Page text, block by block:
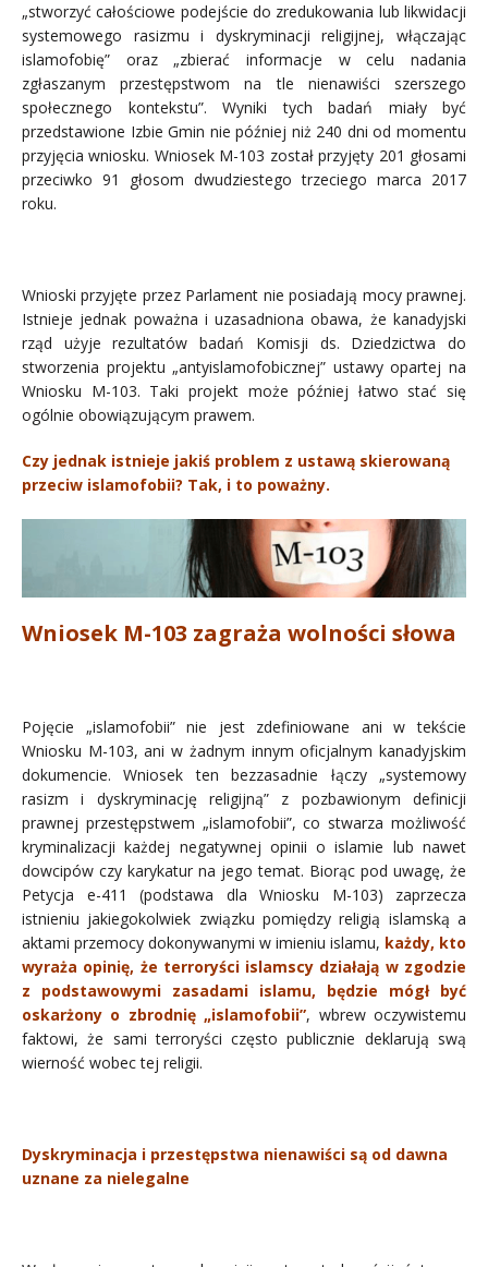
„stworzyć całościowe podejście do zredukowania lub likwidacji
systemowego rasizmu i dyskryminacji religijnej, włączając
islamofobię” oraz „zbierać informacje w celu nadania
zgłaszanym przestępstwom na tle nienawiści szerszego
społecznego kontekstu”. Wyniki tych badań miały być
przedstawione Izbie Gmin nie później niż 240 dni od momentu
przyjęcia wniosku. Wniosek M-103 został przyjęty 201 głosami
przeciwko 91 głosom dwudziestego trzeciego marca 2017
roku.
Wnioski przyjęte przez Parlament nie posiadają mocy prawnej.
Istnieje jednak poważna i uzasadniona obawa, że kanadyjski
rząd użyje rezultatów badań Komisji ds. Dziedzictwa do
stworzenia projektu „antyislamofobicznej” ustawy opartej na
Wniosku M-103. Taki projekt może później łatwo stać się
ogólnie obowiązującym prawem.
Czy jednak istnieje jakiś problem z ustawą skierowaną
przeciw islamofobii? Tak, i to poważny.
Wniosek M-103 zagraża wolności słowa
Pojęcie „islamofobii” nie jest zdefiniowane ani w tekście
Wniosku M-103, ani w żadnym innym oficjalnym kanadyjskim
dokumencie. Wniosek ten bezzasadnie łączy „systemowy
rasizm i dyskryminację religijną” z pozbawionym definicji
prawnej przestępstwem „islamofobii”, co stwarza możliwość
kryminalizacji każdej negatywnej opinii o islamie lub nawet
dowcipów czy karykatur na jego temat. Biorąc pod uwagę, że
Petycja e-411 (podstawa dla Wniosku M-103) zaprzecza
istnieniu jakiegokolwiek związku pomiędzy religią islamską a
aktami przemocy dokonywanymi w imieniu islamu, każdy, kto
wyraża opinię, że terroryści islamscy działają w zgodzie
z podstawowymi zasadami islamu, będzie mógł być
oskarżony o zbrodnię „islamofobii”, wbrew oczywistemu
faktowi, że sami terroryści często publicznie deklarują swą
wierność wobec tej religii.
Dyskryminacja i przestępstwa nienawiści są od dawna
uznane za nielegalne